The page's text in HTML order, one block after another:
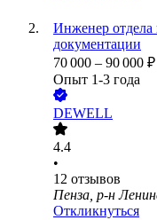
Инженер отдела
документации
70 000 – 90 000 ₽
Опыт 1-3 года
DEWELL
4.4
•
12 отзывов
Пенза, р-н
Откликнуться